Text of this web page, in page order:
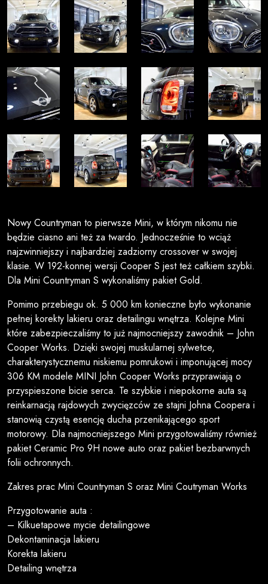
Nowy Countryman to pierwsze Mini, w którym nikomu nie
będzie ciasno ani też za twardo. Jednocześnie to wciąż
najzwinniejszy i najbardziej zadziorny crossover w swojej
klasie. W 192-konnej wersji Cooper S jest też całkiem szybki.
Dla Mini Countryman S wykonaliśmy pakiet Gold.
Pomimo przebiegu ok. 5 000 km konieczne było wykonanie
pełnej korekty lakieru oraz detailingu wnętrza. Kolejne Mini
które zabezpieczaliśmy to już najmocniejszy zawodnik – John
Cooper Works. Dzięki swojej muskularnej sylwetce,
charakterystycznemu niskiemu pomrukowi i imponującej mocy
306 KM modele MINI John Cooper Works przyprawiają o
przyspieszone bicie serca. Te szybkie i niepokorne auta są
reinkarnacją rajdowych zwycięzców ze stajni Johna Coopera i
stanowią czystą esencję ducha przenikającego sport
motorowy. Dla najmocniejszego Mini przygotowaliśmy również
pakiet Ceramic Pro 9H nowe auto oraz pakiet bezbarwnych
folii ochronnych.
Zakres prac Mini Countryman S oraz Mini Coutryman Works
Przygotowanie auta :
– Kilkuetapowe mycie detailingowe
Dekontaminacja lakieru
Korekta lakieru
Detailing wnętrza